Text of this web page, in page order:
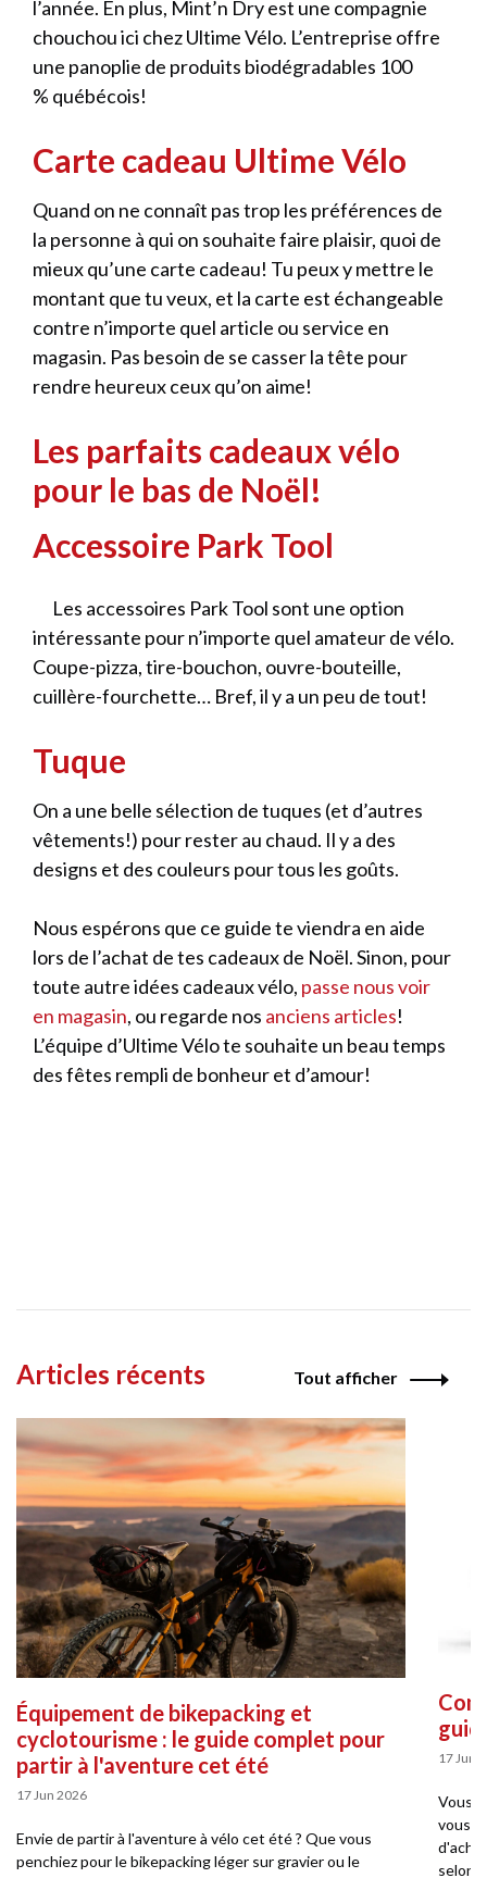
l’année. En plus, Mint’n Dry est une compagnie
chouchou ici chez Ultime Vélo. L’entreprise offre
une panoplie de produits biodégradables 100
% québécois!
Carte cadeau Ultime Vélo
Quand on ne connaît pas trop les préférences de
la personne à qui on souhaite faire plaisir, quoi de
mieux qu’une carte cadeau! Tu peux y mettre le
montant que tu veux, et la carte est échangeable
contre n’importe quel article ou service en
magasin. Pas besoin de se casser la tête pour
rendre heureux ceux qu’on aime!
Les parfaits cadeaux vélo
pour le bas de Noël!
Accessoire Park Tool
Les accessoires Park Tool sont une option
intéressante pour n’importe quel amateur de vélo.
Coupe-pizza, tire-bouchon, ouvre-bouteille,
cuillère-fourchette… Bref, il y a un peu de tout!
Tuque
On a une belle sélection de tuques (et d’autres
vêtements!) pour rester au chaud. Il y a des
designs et des couleurs pour tous les goûts.
Nous espérons que ce guide te viendra en aide
lors de l’achat de tes cadeaux de Noël. Sinon, pour
toute autre idées cadeaux vélo, passe nous voir
en magasin, ou regarde nos anciens articles!
L’équipe d’Ultime Vélo te souhaite un beau temps
des fêtes rempli de bonheur et d’amour!
Articles récents Tout afficher
Équipement de bikepacking et
cyclotourisme : le guide complet pour
partir à l'aventure cet été
17 Jun 2026
Envie de partir à l'aventure à vélo cet été ? Que vous
penchiez pour le bikepacking léger sur gravier ou le
17 Jun
Vous
vous
selon